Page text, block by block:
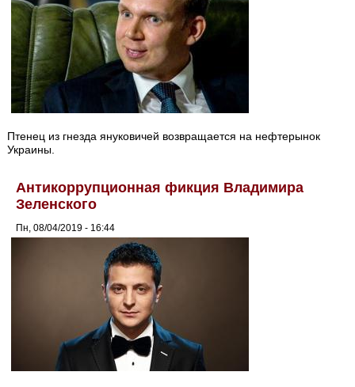
Птенец из гнезда януковичей возвращается на нефтерынок
Украины.
Антикоррупционная фикция Владимира
Зеленского
Пн, 08/04/2019 - 16:44